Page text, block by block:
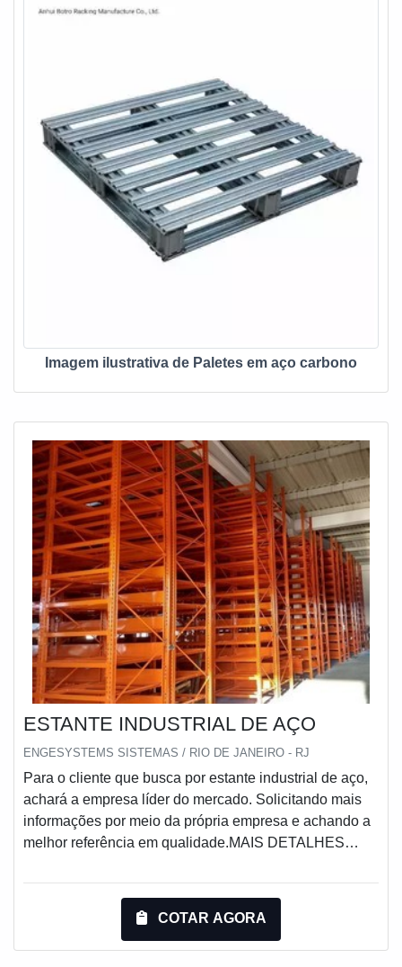
Imagem ilustrativa de Paletes em aço carbono
ESTANTE INDUSTRIAL DE AÇO
ENGESYSTEMS SISTEMAS / RIO DE JANEIRO - RJ
Para o cliente que busca por estante industrial de aço,
achará a empresa líder do mercado. Solicitando mais
informações por meio da própria empresa e achando a
melhor referência em qualidade.MAIS DETALHES
DE AÇOQuem pesquisa na internet por estante
industrial de aço em uma empresa inovadora, chega
até a Engesystems Sistemas de Armazenagens.
Empresa especializada em lixeira basculante e display
COTAR AGORA